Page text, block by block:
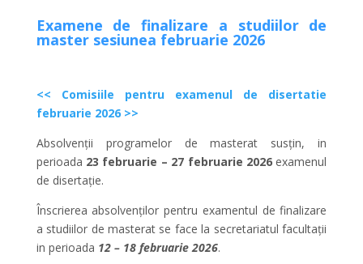
Examene de finalizare a studiilor de
master sesiunea februarie 2026
<< Comisiile pentru examenul de disertatie
februarie 2026 >>
Absolvenții programelor de masterat susțin, in
perioada 23 februarie – 27 februarie 2026examenul
de disertație.
Înscrierea absolvenților pentru examentul de finalizare
a studiilor de masterat se face la secretariatul facultații
in perioada 12 – 18 februarie 2026.